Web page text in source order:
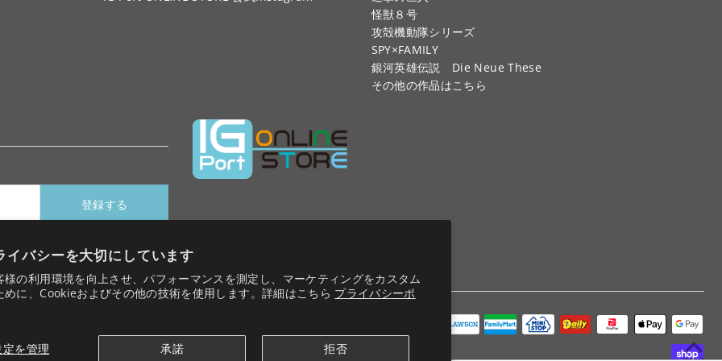
イバシーを大切にしています
様の利用環境を向上させ、パフォーマンスを測定し、マーケティングをカスタム
めに、Cookieおよびその他の技術を使用します。詳細はこちら プライバシーポ
を管理 承諾 拒否
怪獣８号
攻殻機動隊シリーズ
SPY×FAMILY
銀河英雄伝説 Die Neue These
その他の作品はこちら